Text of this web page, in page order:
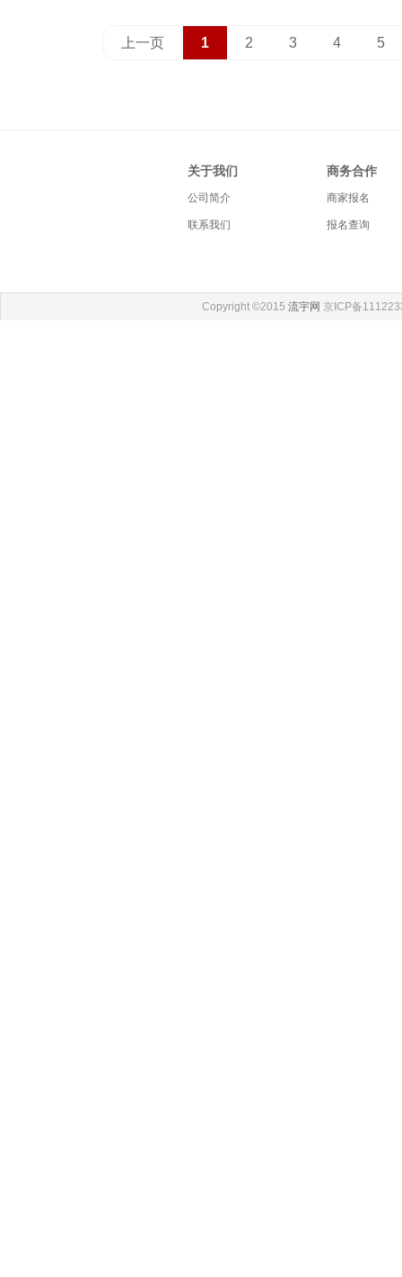
上一页 1 2 3 4 5
关于我们
公司简介
联系我们
商务合作
商家报名
报名查询
Copyright ©2015 流宇网 京ICP备